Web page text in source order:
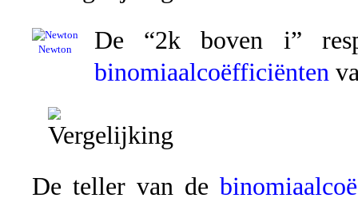
Newton
De “2k boven i”
binomiaalcoëfficiënten
De teller van de